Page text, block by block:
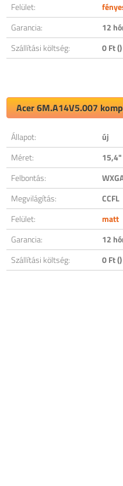
Felület:
Garancia:
12
Szállítási költség:
0 Ft ()
Acer 6M.A14V5.007
Állapot:
új
Méret:
Felbontás:
Megvilágítás:
CCFL
Felület:
matt
Garancia:
12
Szállítási költség:
0 Ft ()